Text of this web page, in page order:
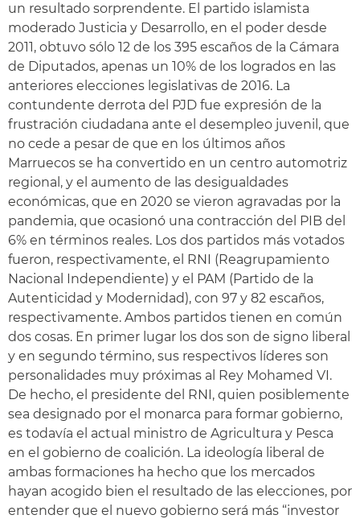
un resultado sorprendente. El partido islamista
moderado Justicia y Desarrollo, en el poder desde
2011, obtuvo sólo 12 de los 395 escaños de la Cámara
de Diputados, apenas un 10% de los logrados en las
anteriores elecciones legislativas de 2016. La
contundente derrota del PJD fue expresión de la
frustración ciudadana ante el desempleo juvenil, que
no cede a pesar de que en los últimos años
Marruecos se ha convertido en un centro automotriz
regional, y el aumento de las desigualdades
económicas, que en 2020 se vieron agravadas por la
pandemia, que ocasionó una contracción del PIB del
6% en términos reales. Los dos partidos más votados
fueron, respectivamente, el RNI (Reagrupamiento
Nacional Independiente) y el PAM (Partido de la
Autenticidad y Modernidad), con 97 y 82 escaños,
respectivamente. Ambos partidos tienen en común
dos cosas. En primer lugar los dos son de signo liberal
y en segundo término, sus respectivos líderes son
personalidades muy próximas al Rey Mohamed VI.
De hecho, el presidente del RNI, quien posiblemente
sea designado por el monarca para formar gobierno,
es todavía el actual ministro de Agricultura y Pesca
en el gobierno de coalición. La ideología liberal de
ambas formaciones ha hecho que los mercados
hayan acogido bien el resultado de las elecciones, por
entender que el nuevo gobierno será más “investor